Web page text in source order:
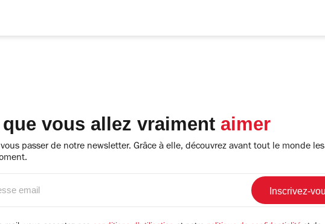
vous allez vraiment aimer
passer de notre newsletter. Grâce à elle, découvrez avant tout le monde les